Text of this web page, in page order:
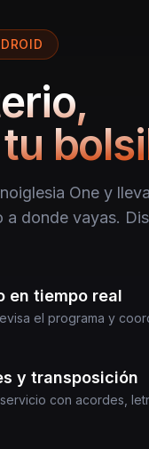
One y
donde vayas.
en tiempo real
el programa y
y transposición
con acordes,